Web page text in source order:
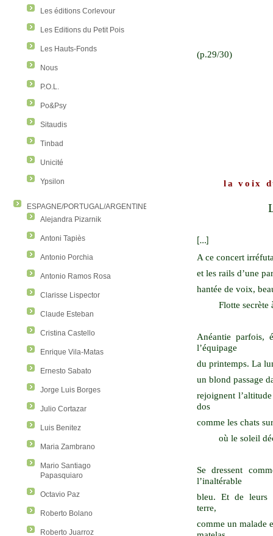
Les éditions Corlevour
Les Editions du Petit Pois
Les Hauts-Fonds
Nous
P.O.L.
Po&Psy
Sitaudis
Tinbad
Unicité
Ypsilon
ESPAGNE/PORTUGAL/ARGENTINE/COLOMBIE
Alejandra Pizarnik
Antoni Tapiès
Antonio Porchia
Antonio Ramos Rosa
Clarisse Lispector
Claude Esteban
Cristina Castello
Enrique Vila-Matas
Ernesto Sabato
Jorge Luis Borges
Julio Cortazar
Luis Benitez
Maria Zambrano
Mario Santiago
Papasquiaro
Octavio Paz
Roberto Bolano
Roberto Juarroz
(p.29/30)
la voix
[…]
A ce concert
et les rails d’une
hantée de voix,
Flotte secrète
Anéantie parfois,
l’équipage
du printemps. La
un blond passage
rejoignent
dos
comme les chats
où le soleil
Se dressent
l’inaltérable
bleu. Et de leurs
terre,
comme un malade